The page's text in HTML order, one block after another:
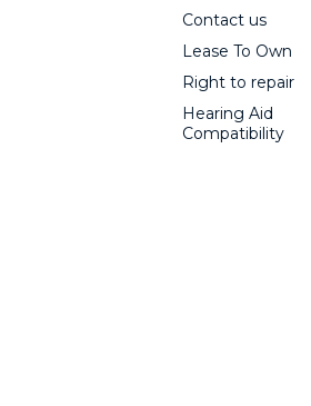
Contact us
Lease To Own
Right to repair
Hearing Aid
Compatibility